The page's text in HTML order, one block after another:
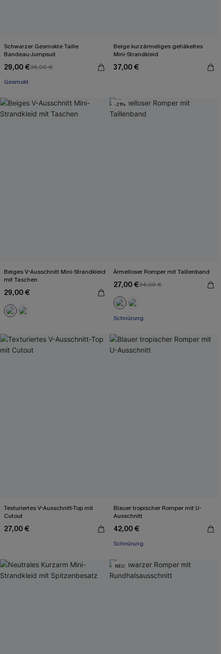
Schwarzer Gesmokte Taille
Bandeau-Jumpsuit
29,00 €36,00 €
Gesmokt
Beige kurzärmeliges gehäkeltes
Mini-Strandkleid
37,00 €
Beiges V-Ausschnitt Mini-Strandkleid
mit Taschen
29,00 €
-21%
Ärmelloser Romper mit Taillenband
27,00 €34,00 €
Schnürung
Texturiertes V-Ausschnitt-Top mit
Cutout
27,00 €
Blauer tropischer Romper mit U-
Ausschnitt
42,00 €
Schnürung
NEU